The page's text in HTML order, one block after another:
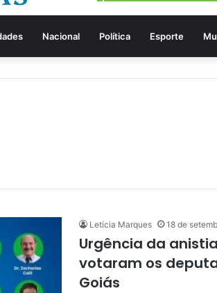
Nacional Política Esporte
Letícia Marques 18 de
Urgência da
votaram os
Goiás